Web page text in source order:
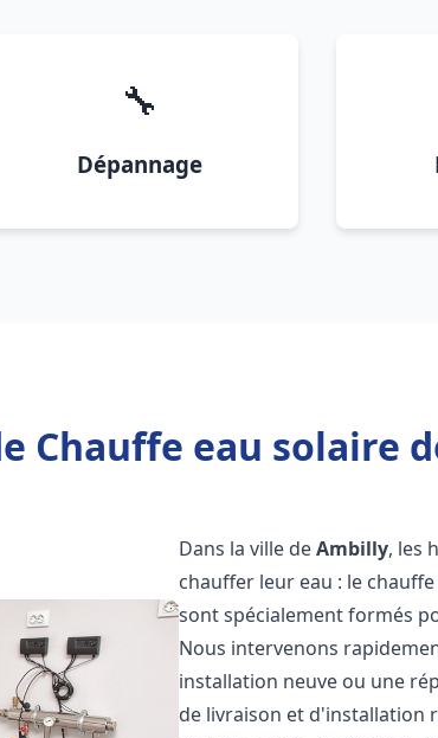
🔧
Dépannage
Chauffe eau solaire
Dans la ville deAmbilly, les
chauffer leur eau : le
sont spécialement formés
Nous intervenons
installation neuve ou une
de livraison et d'installation